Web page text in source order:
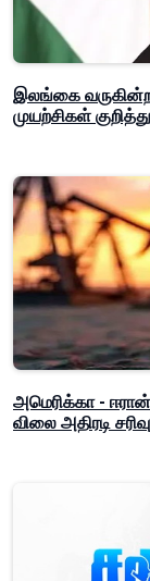
இலங்கை
முயற்சிகள்
அமெரிக்கா -
விலை அதிரடி